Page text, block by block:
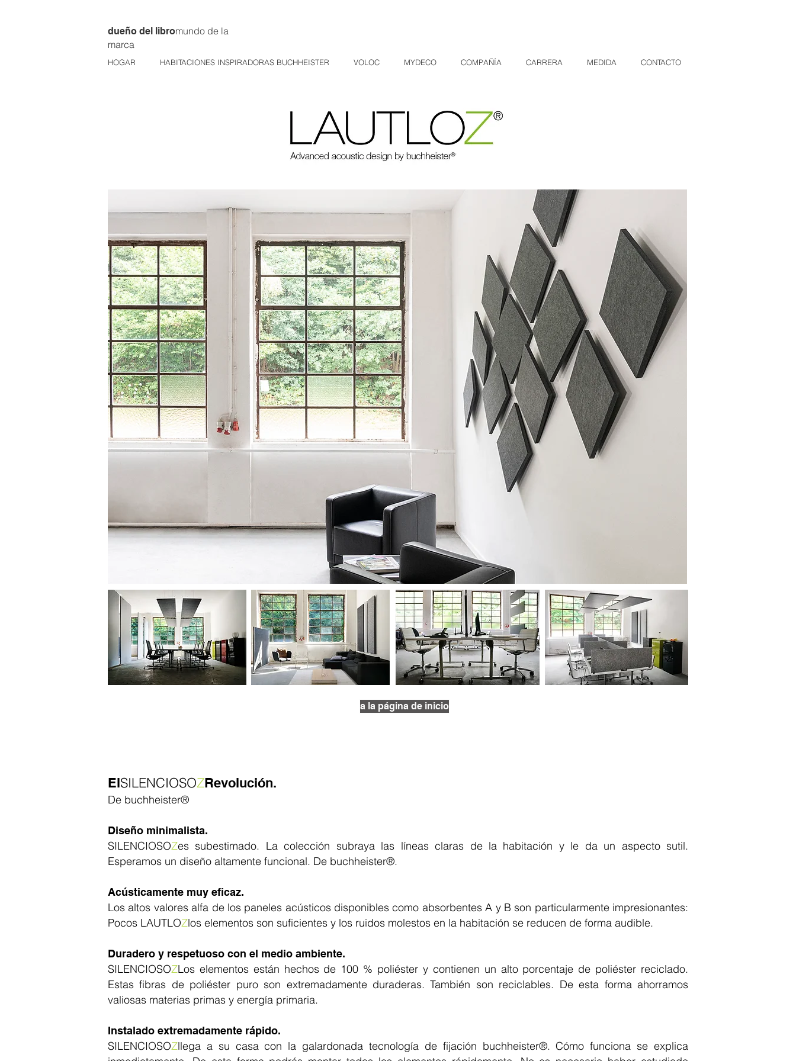
HOGAR HABITACIONES INSPIRADORAS BUCHHEISTER VOLOC MYDECO COMPAÑÍA CARRERA MEDIDA CONTACTO
dueño del libromundo de la
marca
a la página de inicio
ElSILENCIOSOZRevolución.
De buchheister®
Diseño minimalista.
SILENCIOSOZes subestimado. La colección subraya las líneas claras de la habitación y le da un aspecto sutil.
Esperamos un diseño altamente funcional. De buchheister®.
Acústicamente muy eficaz.
Los altos valores alfa de los paneles acústicos disponibles como absorbentes A y B son particularmente impresionantes:
Pocos LAUTLOZlos elementos son suficientes y los ruidos molestos en la habitación se reducen de forma audible.
Duradero y respetuoso con el medio ambiente.
SILENCIOSOZLos elementos están hechos de 100 % poliéster y contienen un alto porcentaje de poliéster reciclado.
Estas fibras de poliéster puro son extremadamente duraderas. También son reciclables. De esta forma ahorramos
valiosas materias primas y energía primaria.
Instalado extremadamente rápido.
SILENCIOSOZllega a su casa con la galardonada tecnología de fijación buchheister®. Cómo funciona se explica